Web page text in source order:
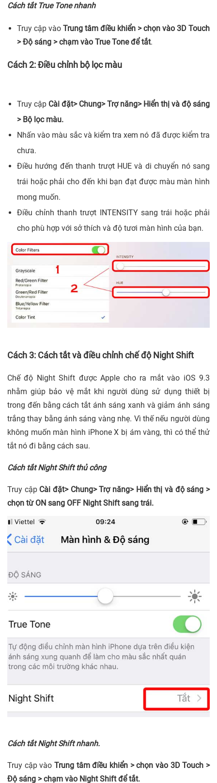
Cách tắt True Tone nhanh
Truy cập vào Trung tâm điều khiển > chọn vào 3D Touch
> Độ sáng > chạm vào True Tone để tắt.
Cách 2: Điều chỉnh bộ lọc màu
Truy cập Cài đặt> Chung> Trợ năng> Hiển thị và độ sáng
> Bộ lọc màu.
Nhấn vào màu sắc và kiểm tra xem nó đã được kiểm tra
chưa.
Điều hướng đến thanh trượt HUE và di chuyển nó sang
trái hoặc phải cho đến khi bạn đạt được màu màn hình
mong muốn.
Điều chỉnh thanh trượt INTENSITY sang trái hoặc phải
cho phù hợp với sở thích và độ tươi màn hình của bạn.
Cách 3: Cách tắt và điều chỉnh chế độ Night Shift
Chế độ Night Shift được Apple cho ra mắt vào iOS 9.3
nhằm giúp bảo vệ mắt khi người dùng sử dụng thiết bị
trong đến bằng cách tắt ánh sáng xanh và giảm ánh sáng
trắng thay bằng ánh sáng vàng nhẹ. Vì thế nếu người dùng
không muốn màn hình iPhone X bị ám vàng, thì có thể thử
tắt nó đi bằng cách sau.
Cách tắt Night Shift thủ công
Truy cập Cài đặt> Chung> Trợ năng> Hiển thị và độ sáng >
chọn từ ON sang OFF Night Shift sang trái.
Cách tắt Night Shift nhanh.
Truy cập vào Trung tâm điều khiển > chọn vào 3D Touch >
Độ sáng > chạm vào Night Shift để tắt.